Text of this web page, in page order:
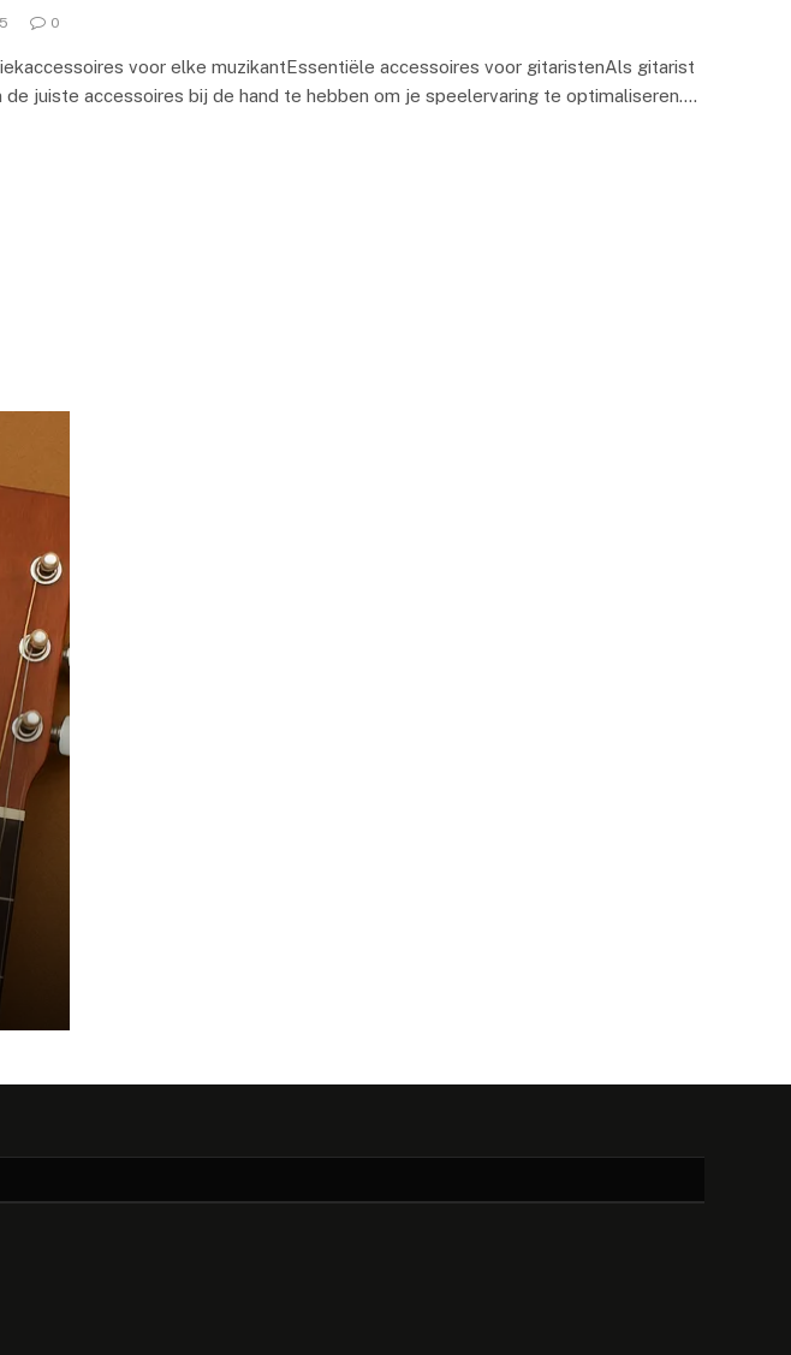
0
voor elke muzikantEssentiële accessoires voor gitaristenAls gitarist
de juiste accessoires bij de hand te hebben om je speelervaring te optimaliseren.…